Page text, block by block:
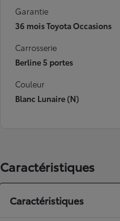
Garantie
36 mois Toyota Occasions
Carrosserie
Berline 5 portes
Couleur
Blanc Lunaire (N)
Caractéristiques
Caractéristiques